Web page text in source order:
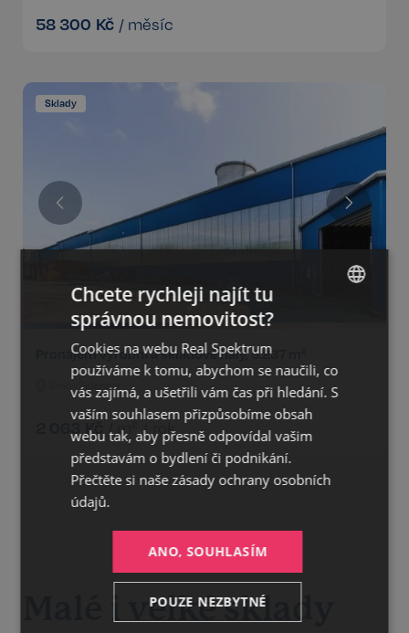
58 300 Kč / měsíc
Sklady
Pronájem výrobní a skladové haly, 5.237 m²
Brno - Židenice
Kč / m² / rok
Malé i velké sklady
Chcete rychleji najít tu
správnou nemovitost?
Cookies na webu Real Spektrum
používáme k tomu, abychom se naučili, co
vás zajímá, a ušetřili vám čas při hledání. S
vaším souhlasem přizpůsobíme obsah
webu tak, aby přesně odpovídal vašim
představám o bydlení či podnikání.
Přečtěte si naše zásady ochrany osobních
údajů.
ANO, SOUHLASÍM
POUZE NEZBYTNÉ